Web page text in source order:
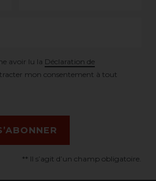
avoir lu la Déclaration de
mon consentement à tout
** Il s’agit d’un champ obligatoire.